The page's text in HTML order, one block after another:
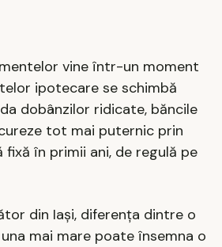
vine într-un moment
ipotecare se schimbă
dobânzilor ridicate, băncile
tot mai puternic prin
în primii ani, de regulă pe
din Iași, diferența dintre o
mai mare poate însemna o